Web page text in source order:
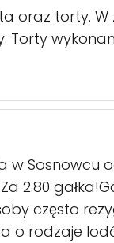
oraz torty. W
Torty
w
2.80
często
o rodzaje